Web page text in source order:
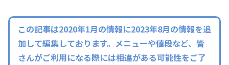
この記事は2020年1月の情報に2023年8月の情報を追
加して編集しております。メニューや値段など、皆
さんがご利用になる際には相違がある可能性をご了